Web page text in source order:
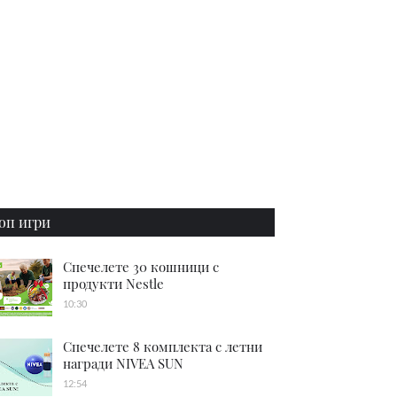
игри
Спечелете 30 кошници с
продукти Nestle
10:30
Спечелете 8 комплекта с летни
награди NIVEA SUN
12:54